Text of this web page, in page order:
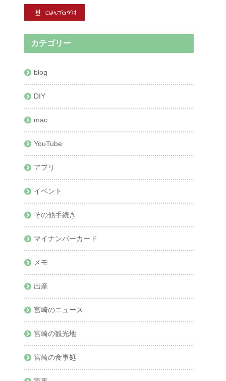
カテゴリー
blog
DIY
mac
YouTube
アプリ
イベント
その他手続き
マイナンバーカード
メモ
出産
宮崎のニュース
宮崎の観光地
宮崎の食事処